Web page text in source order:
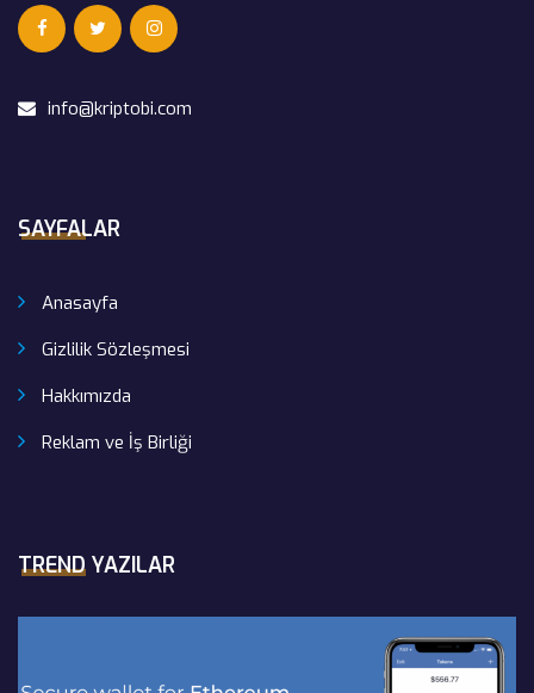
info@kriptobi.com
SAYFALAR
Anasayfa
Gizlilik Sözleşmesi
Hakkımızda
Reklam ve İş Birliği
TREND YAZILAR